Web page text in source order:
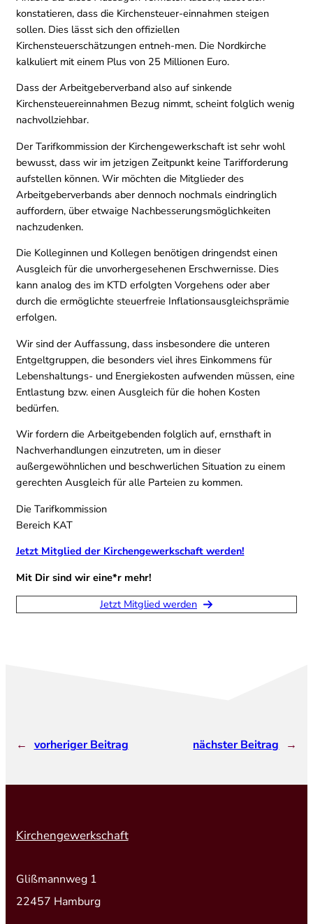
konstatieren, dass die Kirchensteuer-einnahmen steigen
sollen. Dies lässt sich den offiziellen
Kirchensteuerschätzungen entneh-men. Die Nordkirche
kalkuliert mit einem Plus von 25 Millionen Euro.
Dass der Arbeitgeberverband also auf sinkende
Kirchensteuereinnahmen Bezug nimmt, scheint folglich wenig
nachvollziehbar.
Der Tarifkommission der Kirchengewerkschaft ist sehr wohl
bewusst, dass wir im jetzigen Zeitpunkt keine Tarifforderung
aufstellen können. Wir möchten die Mitglieder des
Arbeitgeberverbands aber dennoch nochmals eindringlich
auffordern, über etwaige Nachbesserungsmöglichkeiten
nachzudenken.
Die Kolleginnen und Kollegen benötigen dringendst einen
Ausgleich für die unvorhergesehenen Erschwernisse. Dies
kann analog des im KTD erfolgten Vorgehens oder aber
durch die ermöglichte steuerfreie Inflationsausgleichsprämie
erfolgen.
Wir sind der Auffassung, dass insbesondere die unteren
Entgeltgruppen, die besonders viel ihres Einkommens für
Lebenshaltungs- und Energiekosten aufwenden müssen, eine
Entlastung bzw. einen Ausgleich für die hohen Kosten
bedürfen.
Wir fordern die Arbeitgebenden folglich auf, ernsthaft in
Nachverhandlungen einzutreten, um in dieser
außergewöhnlichen und beschwerlichen Situation zu einem
gerechten Ausgleich für alle Parteien zu kommen.
Die Tarifkommission
Bereich KAT
Jetzt Mitglied der Kirchengewerkschaft werden!
Mit Dir sind wir eine*r mehr!
Jetzt Mitglied werden
← vorheriger Beitrag nächster Beitrag →
Kirchengewerkschaft
Glißmannweg 1
22457 Hamburg